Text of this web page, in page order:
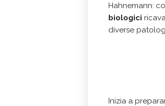
Hahnemann:
biologici
diverse
Inizia a